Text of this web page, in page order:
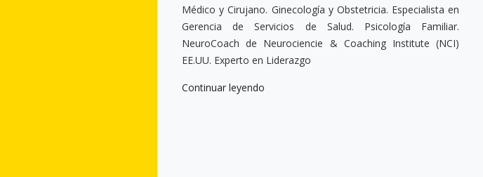
Médico y Cirujano. Ginecología y Obstetricia. Especialista en
Gerencia de Servicios de Salud. Psicología Familiar.
NeuroCoach de Neurociencie & Coaching Institute (NCI)
EE.UU. Experto en Liderazgo
Continuar leyendo